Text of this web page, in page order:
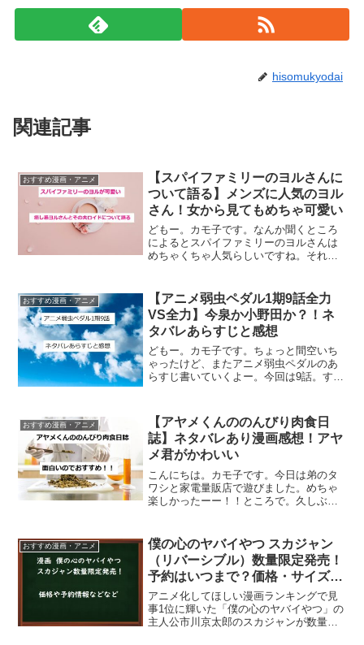
hisomukyodai
関連記事
おすすめ漫画・アニメ
【スパイファミリーのヨルさんに
ついて語る】メンズに人気のヨル
さん！女から見てもめちゃ可愛い
どもー。カモ子です。なんか聞くところ
によるとスパイファミリーのヨルさんは
めちゃくちゃ人気らしいですね。それこ
じゃないですか？いいなあ！今回はヨル
さん（と、ついでにロイド...
おすすめ漫画・アニメ
【アニメ弱虫ペダル1期9話全力
VS全力】今泉か小野田か？！ネ
タバレあらすじと感想
どもー。カモ子です。ちょっと間空いち
ゃったけど、またアニメ弱虫ペダルのあ
らすじ書いていくよー。今回は9話。すご
ーリーは弱虫ペダル単行本の4巻↑で読め
るよ！鳴子が小...
おすすめ漫画・アニメ
【アヤメくんののんびり肉食日
誌】ネタバレあり漫画感想！アヤ
メ君がかわいい
こんにちは。カモ子です。今日は弟のタ
ワシと家電量販店で遊びました。めちゃ
楽しかったーー！！ところで。久しぶり
きです。特に主人公のアヤメくんがとっ
てもいい感じ。今日はネ...
おすすめ漫画・アニメ
僕の心のヤバイやつ スカジャン
（リバーシブル）数量限定発売！
予約はいつまで？価格・サイズも
紹介！
アニメ化してほしい漫画ランキングで見
事1位に輝いた「僕の心のヤバイやつ」の
主人公市川京太郎のスカジャンが数量限